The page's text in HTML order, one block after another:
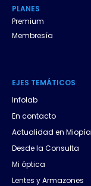
PLANES
Premium
Membresía
EJES.TEMÁTICOS
Infolab
En contacto
Actualidad en Miopía
Desde la Consulta
Mi óptica
Lentes y Armazones